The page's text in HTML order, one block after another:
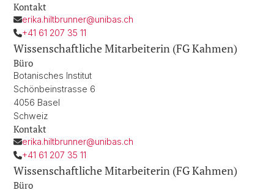
Kontakt
erika.hiltbrunner@unibas.ch
+41 61 207 35 11
Wissenschaftliche Mitarbeiterin (FG Kahmen)
Büro
Botanisches Institut
Schönbeinstrasse 6
4056 Basel
Schweiz
Kontakt
erika.hiltbrunner@unibas.ch
+41 61 207 35 11
Wissenschaftliche Mitarbeiterin (FG Kahmen)
Büro